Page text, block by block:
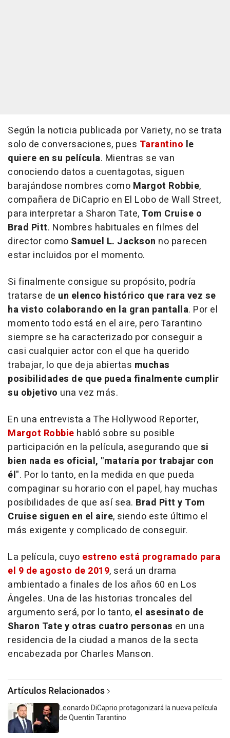
Según la noticia publicada por Variety, no se trata
solo de conversaciones, pues Tarantino le
quiere en su película. Mientras se van
conociendo datos a cuentagotas, siguen
barajándose nombres como Margot Robbie,
compañera de DiCaprio en El Lobo de Wall Street,
para interpretar a Sharon Tate, Tom Cruise o
Brad Pitt. Nombres habituales en filmes del
director como Samuel L. Jackson no parecen
estar incluidos por el momento.
Si finalmente consigue su propósito, podría
tratarse de un elenco histórico que rara vez se
ha visto colaborando en la gran pantalla. Por el
momento todo está en el aire, pero Tarantino
siempre se ha caracterizado por conseguir a
casi cualquier actor con el que ha querido
trabajar, lo que deja abiertas muchas
posibilidades de que pueda finalmente cumplir
su objetivo una vez más.
En una entrevista a The Hollywood Reporter,
Margot Robbie habló sobre su posible
participación en la película, asegurando que si
bien nada es oficial, "mataría por trabajar con
él". Por lo tanto, en la medida en que pueda
compaginar su horario con el papel, hay muchas
posibilidades de que así sea. Brad Pitt y Tom
Cruise siguen en el aire, siendo este último el
más exigente y complicado de conseguir.
La película, cuyo estreno está programado para
el 9 de agosto de 2019, será un drama
ambientado a finales de los años 60 en Los
Ángeles. Una de las historias troncales del
argumento será, por lo tanto, el asesinato de
Sharon Tate y otras cuatro personas en una
residencia de la ciudad a manos de la secta
encabezada por Charles Manson.
Artículos Relacionados
Leonardo DiCaprio protagonizará la nueva película
de Quentin Tarantino